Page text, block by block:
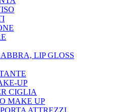
LIP GLOSS
UP
CIGLIA
MAKE UP
ATTREZZI